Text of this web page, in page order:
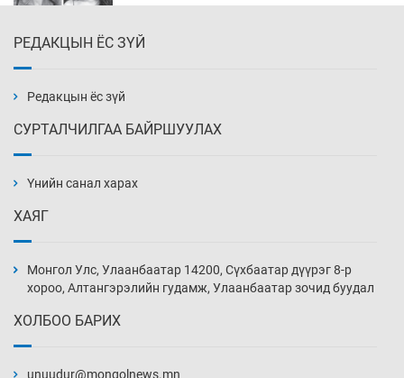
9 цаг 57 мин
нэмэгджээ
10 цаг 27 мин
10 цаг 57 мин
РЕДАКЦЫН ЁС ЗҮЙ
Редакцын ёс зүй
СУРТАЛЧИЛГАА БАЙРШУУЛАХ
Үнийн санал харах
ХАЯГ
Монгол Улс, Улаанбаатар 14200, Сүхбаатар дүүрэг 8-р
хороо, Алтангэрэлийн гудамж, Улаанбаатар зочид буудал
ХОЛБОО БАРИХ
unuudur@mongolnews.mn